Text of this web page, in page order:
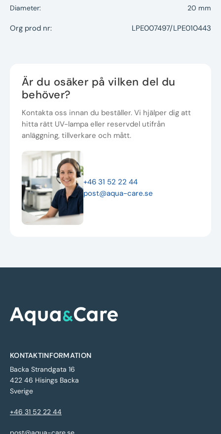
Diameter: 20 mm
Org prod nr: LPE007497/LPE010443
Är du osäker på vilken del du
behöver?
Kontakta oss innan du beställer. Vi hjälper dig att
hitta rätt UV-lampa eller reservdel utifrån
anläggning, tillverkare och mått.
+46 31 52 22 44
post@aqua-care.se
KONTAKTINFORMATION
Backa Strandgata 16
422 46 Hisings Backa
Sverige
+46 31 52 22 44